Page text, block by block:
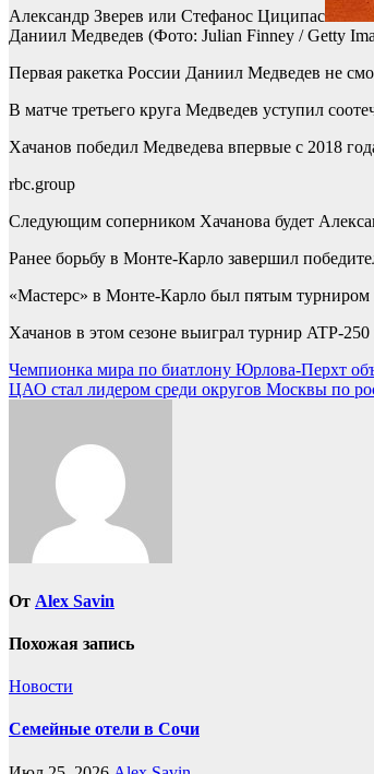
Александр Зверев или Стефанос Циципас
Даниил Медведев (Фото: Julian Finney / Getty
Первая ракетка России Даниил Медведев не
В матче третьего круга Медведев уступил
Хачанов победил Медведева впервые с 2018
rbc.group
Следующим соперником Хачанова будет
Ранее борьбу в Монте-Карло завершил
«Мастерс» в Монте-Карло был пятым
Хачанов в этом сезоне выиграл турнир ATP-
Навигация
по
Чемпионка мира по биатлону Юрлова-Перхт
ЦАО стал лидером среди округов Москвы по
От Alex Savin
Похожая запись
Новости
Семейные отели в Сочи